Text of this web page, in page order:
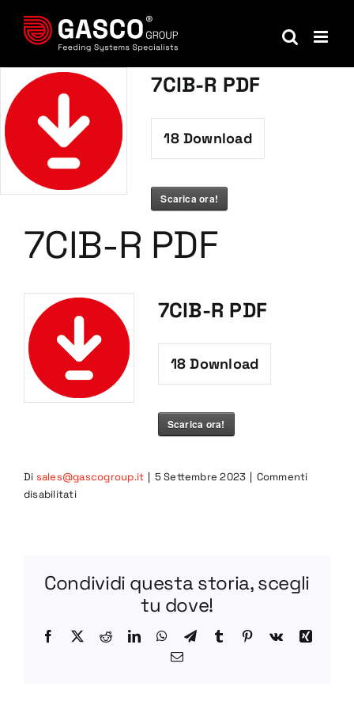
contenuto
7CIB-R PDF
18Download
Scarica ora!
7CIB-R PDF
7CIB-R PDF
18 Download
Scarica ora!
Di sales@gascogroup.it | 5 Settembre 2023 | Commenti
disabilitatisu
Condividi questa storia, scegli
tu dove!
Facebook
X RedditLinkedInWhatsApp
TelegramTumblr Pinterest
Vk
Xing
Email